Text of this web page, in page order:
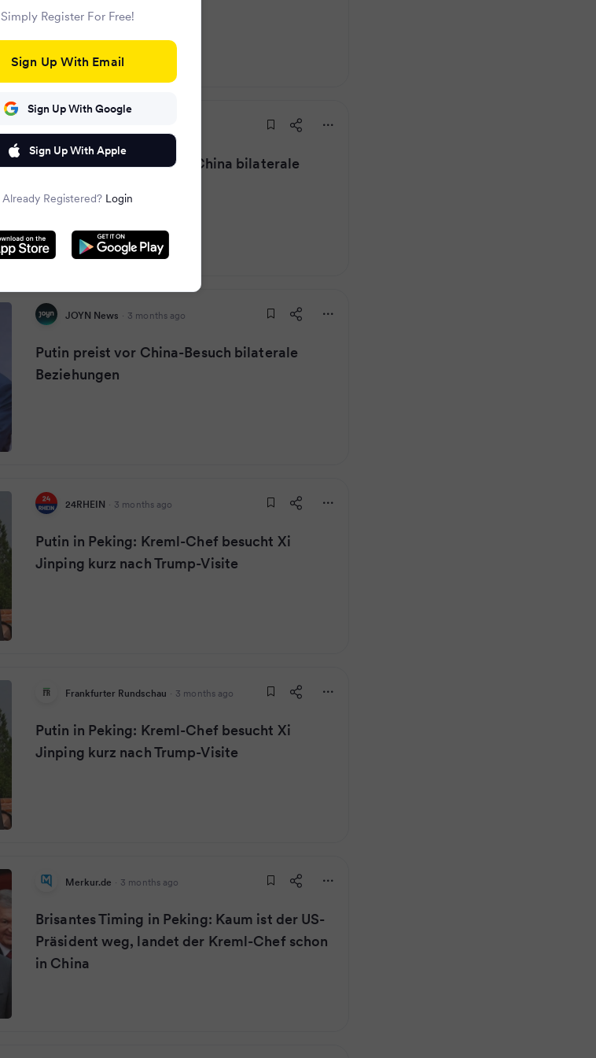
Putin lobt vor Besuch in China bilaterale
JOYN News · 3 months ago
Putin preist vor China-Besuch bilaterale
Beziehungen
24RHEIN · 3 months ago
Putin in Peking: Kreml-Chef besucht Xi
Jinping kurz nach Trump-Visite
Frankfurter Rundschau · 3 months ago
Putin in Peking: Kreml-Chef besucht Xi
Jinping kurz nach Trump-Visite
Merkur.de · 3 months ago
Brisantes Timing in Peking: Kaum ist der US-
Präsident weg, landet der Kreml-Chef schon
in China
Simply Register For Free!
Sign Up With Email
Sign Up With Google
Sign Up With Apple
Already Registered? Login